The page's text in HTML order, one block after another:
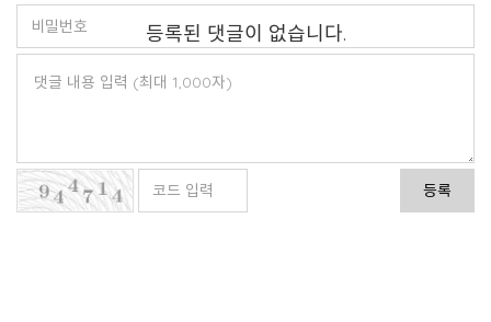
등록된 댓글이 없습니다.
등록